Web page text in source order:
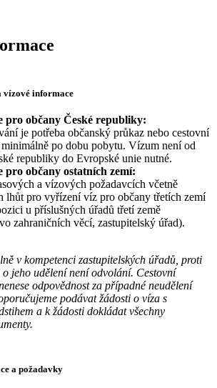
vízové informace
pro občany České republiky:
je potřeba občanský průkaz nebo cestovní
po dobu pobytu. Vízum není od
republiky do Evropské unie nutné.
pro občany ostatních zemí:
a vízových požadavcích včetně
lhůt pro vyřízení víz pro občany třetích zemí
u příslušných úřadů třetí země
zahraničních věcí, zastupitelský úřad).
v kompetenci zastupitelských úřadů, proti
jeho udělení není odvolání. Cestovní
odpovědnost za případné neudělení
podávat žádosti o víza s
a k žádosti dokládat všechny
a požadavky